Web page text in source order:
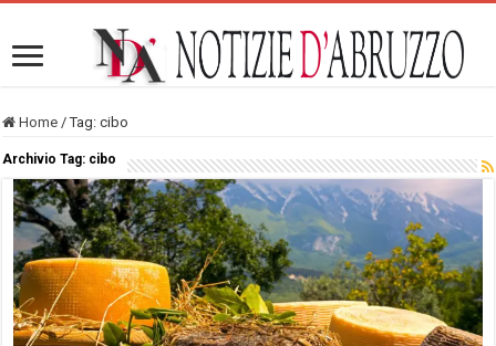
Home / Tag:cibo
Archivio Tag: cibo